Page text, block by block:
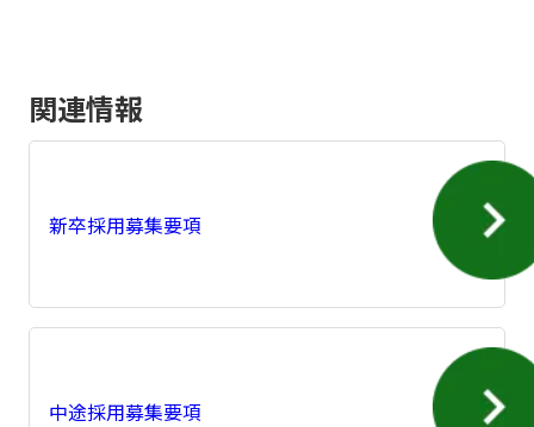
関連情報
新卒採用募集要項
中途採用募集要項